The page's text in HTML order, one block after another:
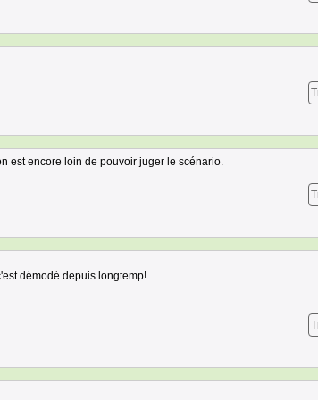
est encore loin de pouvoir juger le scénario.
démodé depuis longtemp!